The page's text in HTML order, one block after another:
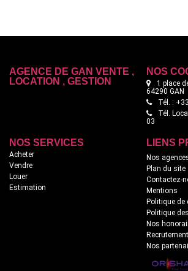
AGENCE DE GAN VENTE ,
LOCATION , GESTION
NOS
1 place
64290 GAN
Tél. :
Tél.
03
NOS SERVICES
Acheter
Vendre
Louer
Estimation
LIENS
Nos
Plan du site
Contactez-
Mentions
Politique
Politique
Nos
Recrutement
Nos